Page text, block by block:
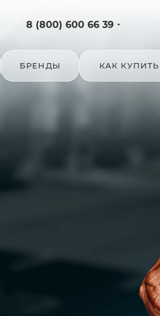
8 (800) 600 66 39
БРЕНДЫ КАК КУПИТЬ